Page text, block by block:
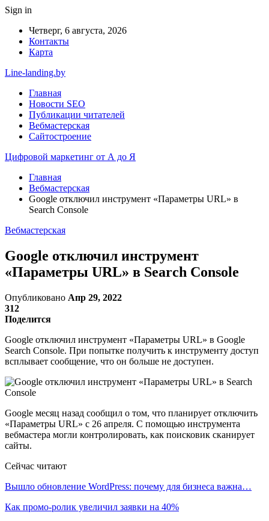
Sign in
Четверг, 6 августа, 2026
Контакты
Карта
Line-landing.by
Главная
Новости SEO
Публикации читателей
Вебмастерская
Сайтостроение
Цифровой маркетинг от А до Я
Главная
Вебмастерская
Google отключил инструмент «Параметры URL» в
Search Console
Вебмастерская
Google отключил инструмент
«Параметры URL» в Search Console
Опубликовано Апр 29, 2022
312
Поделится
Google отключил инструмент «Параметры URL» в Google
Search Console. При попытке получить к инструменту доступ
всплывает сообщение, что он больше не доступен.
Google месяц назад сообщил о том, что планирует отключить
«Параметры URL» с 26 апреля. С помощью инструмента
вебмастера могли контролировать, как поисковик сканирует
сайты.
Сейчас читают
Вышло обновление WordPress: почему для бизнеса важна…
Как промо-ролик увеличил заявки на 40%